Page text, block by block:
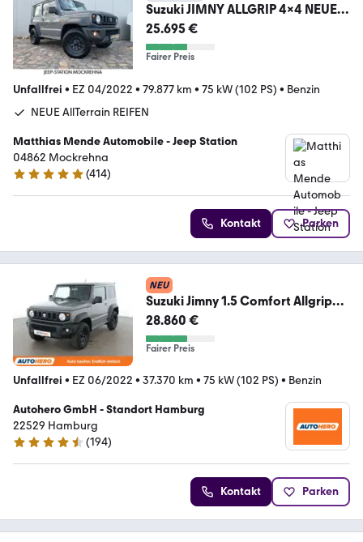
Suzuki JIMNY ALLGRIP 4x4 NEUE
ALL-TERRAIN +SCHECKHEFTGE
25.695 €
Fairer Preis
Unfallfrei • EZ 04/2022 • 79.877 km • 75 kW (102 PS) • Benzin
NEUE AllTerrain REIFEN
Matthias Mende Automobile - Jeep Station
04862 Mockrehna
5 Sterne
(414)
Kontakt Parken
NEU
Suzuki Jimny 1.5 Comfort Allgrip
NFZ*TEMPO*SHZ*LIM*
28.860 €
Fairer Preis
Unfallfrei • EZ 06/2022 • 37.370 km • 75 kW (102 PS) • Benzin
Autohero GmbH - Standort Hamburg
22529 Hamburg
4.6 Sterne
(194)
Kontakt Parken